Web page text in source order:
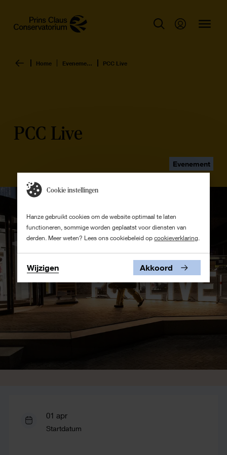
Home Evenementen overzicht PCC Live
PCC Live
Evenement
01 apr
Startdatum
Cookie instellingen
Hanze gebruikt cookies om de website optimaal te laten
functioneren, sommige worden geplaatst voor diensten van
derden. Meer weten? Lees ons cookiebeleid opcookieverklaring.
Wijzigen Akkoord